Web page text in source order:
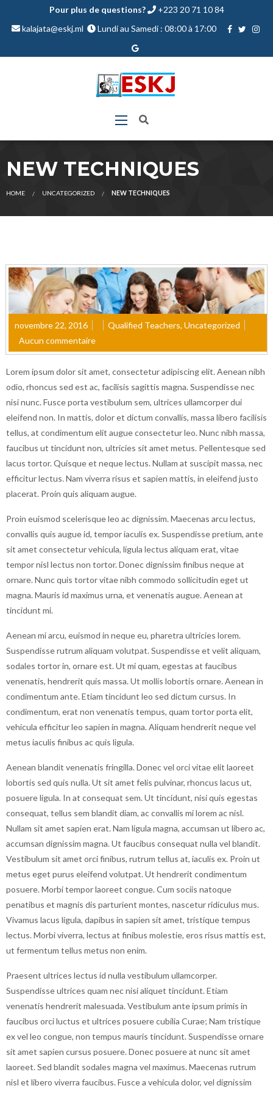
Pour plus de questions?
+223 20 71 10 84
kalajata@eskj.ml
Lundi au Samedi : 08:00 à 17:00
NEW TECHNIQUES
HOME UNCATEGORIZED NEW TECHNIQUES
novembre 22, 2016 Qualified Teachers, Uncategorized
Aucun commentaire
Lorem ipsum dolor sit amet, consectetur adipiscing elit. Aenean nibh
odio, rhoncus sed est ac, facilisis sagittis magna. Suspendisse nec
nisi nunc. Fusce porta vestibulum sem, ultrices ullamcorper dui
eleifend non. In mattis, dolor et dictum convallis, massa libero facilisis
tellus, at condimentum elit augue consectetur leo. Nunc nibh massa,
faucibus ut tincidunt non, ultricies sit amet metus. Pellentesque sed
lacus tortor. Quisque et neque lectus. Nullam at suscipit massa, nec
efficitur lectus. Nam viverra risus et sapien mattis, in eleifend justo
placerat. Proin quis aliquam augue.
Proin euismod scelerisque leo ac dignissim. Maecenas arcu lectus,
convallis quis augue id, tempor iaculis ex. Suspendisse pretium, ante
sit amet consectetur vehicula, ligula lectus aliquam erat, vitae
tempor nisl lectus non tortor. Donec dignissim finibus neque at
ornare. Nunc quis tortor vitae nibh commodo sollicitudin eget ut
magna. Mauris id maximus urna, et venenatis augue. Aenean at
tincidunt mi.
Aenean mi arcu, euismod in neque eu, pharetra ultricies lorem.
Suspendisse rutrum aliquam volutpat. Suspendisse et velit aliquam,
sodales tortor in, ornare est. Ut mi quam, egestas at faucibus
venenatis, hendrerit quis massa. Ut mollis lobortis ornare. Aenean in
condimentum ante. Etiam tincidunt leo sed dictum cursus. In
condimentum, erat non venenatis tempus, quam tortor porta elit,
vehicula efficitur leo sapien in magna. Aliquam hendrerit neque vel
metus iaculis finibus ac quis ligula.
Aenean blandit venenatis fringilla. Donec vel orci vitae elit laoreet
lobortis sed quis nulla. Ut sit amet felis pulvinar, rhoncus lacus ut,
posuere ligula. In at consequat sem. Ut tincidunt, nisi quis egestas
consequat, tellus sem blandit diam, ac convallis mi lorem ac nisl.
Nullam sit amet sapien erat. Nam ligula magna, accumsan ut libero ac,
accumsan dignissim magna. Ut faucibus consequat nulla vel blandit.
Vestibulum sit amet orci finibus, rutrum tellus at, iaculis ex. Proin ut
metus eget purus eleifend volutpat. Ut hendrerit condimentum
posuere. Morbi tempor laoreet congue. Cum sociis natoque
penatibus et magnis dis parturient montes, nascetur ridiculus mus.
Vivamus lacus ligula, dapibus in sapien sit amet, tristique tempus
lectus. Morbi viverra, lectus at finibus molestie, eros risus mattis est,
ut fermentum tellus metus non enim.
Praesent ultrices lectus id nulla vestibulum ullamcorper.
Suspendisse ultrices quam nec nisi aliquet tincidunt. Etiam
venenatis hendrerit malesuada. Vestibulum ante ipsum primis in
faucibus orci luctus et ultrices posuere cubilia Curae; Nam tristique
ex vel leo congue, non tempus mauris tincidunt. Suspendisse ornare
sit amet sapien cursus posuere. Donec posuere at nunc sit amet
laoreet. Sed blandit sodales magna vel maximus. Maecenas rutrum
nisl et libero viverra faucibus. Fusce a vehicula dolor, vel dignissim